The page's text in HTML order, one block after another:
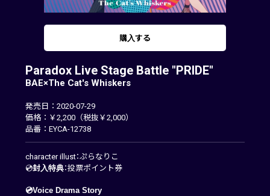
購入する
Paradox Live Stage Battle "PRIDE"
BAE×The Cat's Whiskers
発売日：2020-07-29
価格：￥2,200（税抜￥2,000）
品番：EYCA-12738
character illust：ぷらなりこ
💿封入特典：投票ポイント券
💿Voice Drama Story